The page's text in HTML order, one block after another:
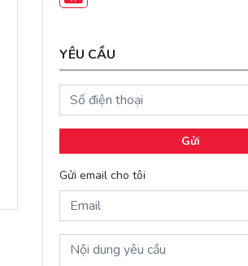
YÊU CẦU
Gửi
Gửi email cho tôi